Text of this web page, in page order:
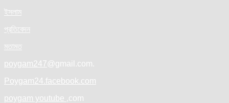
ইসলাম
প্রতিবেদন
মতামত
poygam247@gmail.com.
Poygam24.facebook.com
poygam youtube ,com